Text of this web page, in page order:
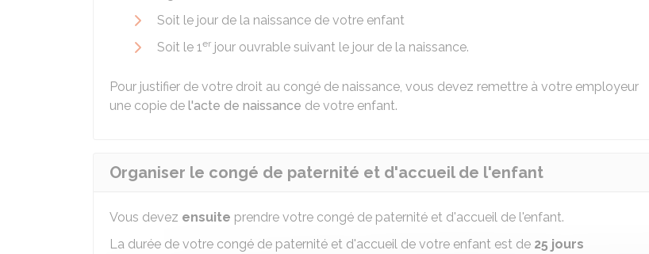
Soit le jour de la naissance de votre enfant
Soit le 1er jour ouvrable suivant le jour de la naissance.
Pour justifier de votre droit au congé de naissance, vous devez remettre à votre employeur
une copie de l'acte de naissance de votre enfant.
Organiser le congé de paternité et d'accueil de l'enfant
Vous devez ensuite prendre votre congé de paternité et d'accueil de l'enfant.
La durée de votre congé de paternité et d'accueil de votre enfant est de 25 jours